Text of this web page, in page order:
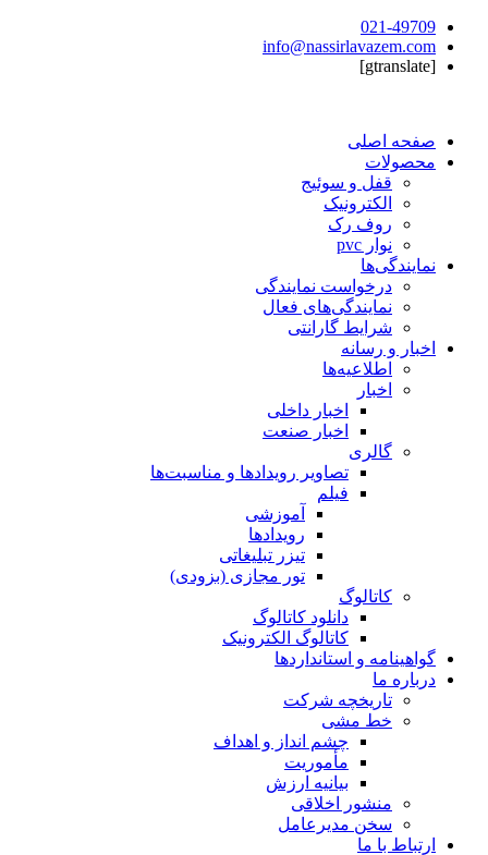
021-49709
info@nassirlavazem.com
[gtranslate]
صفحه اصلی
محصولات
قفل و سوئیج
الکترونیک
روف رک
نوار pvc
نمایندگی‌ها
درخواست نمایندگی
نمایندگی‌های فعال
شرایط گارانتی
اخبار و رسانه
اطلاعیه‌ها
اخبار
اخبار داخلی
اخبار صنعت
گالری
تصاویر رویدادها و مناسبت‌ها
فیلم
آموزشی
رویدادها
تیزر تبلیغاتی
تور مجازی (بزودی)
کاتالوگ
دانلود کاتالوگ
کاتالوگ الکترونیک
گواهینامه و استانداردها
درباره ما
تاریخچه شرکت
خط مشی
چشم انداز و اهداف
مأموریت
بیانیه ارزش
منشور اخلاقی
سخن مدیرعامل
ارتباط با ما